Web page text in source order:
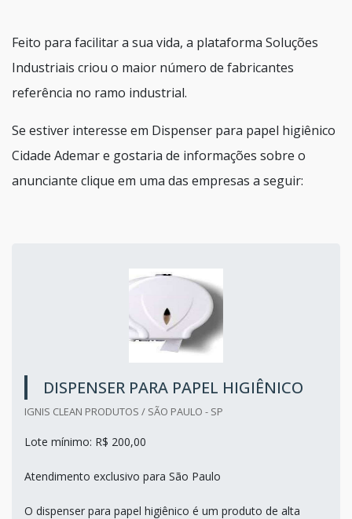
Feito para facilitar a sua vida, a plataforma Soluções
Industriais criou o maior número de fabricantes
referência no ramo industrial.
Se estiver interesse em Dispenser para papel higiênico
Cidade Ademar e gostaria de informações sobre o
anunciante clique em uma das empresas a seguir:
DISPENSER PARA PAPEL HIGIÊNICO
IGNIS CLEAN PRODUTOS / SÃO PAULO - SP
Lote mínimo: R$ 200,00
Atendimento exclusivo para São Paulo
O dispenser para papel higiênico é um produto de alta